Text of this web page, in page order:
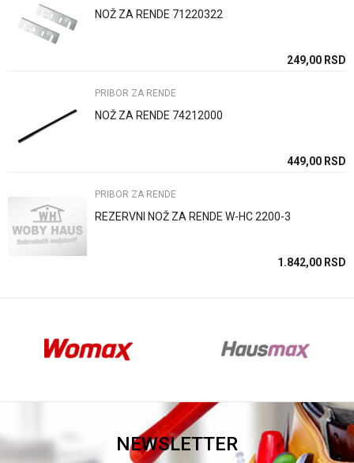
Poruka
Anti-spam zaštita - izračunajte koliko je 2 + 3 :
POŠALJI
NOŽ ZA RENDE 71220322
249,00 RSD
PRIBOR ZA RENDE
NOŽ ZA RENDE 74212000
449,00 RSD
PRIBOR ZA RENDE
REZERVNI NOŽ ZA RENDE W-HC 2200-3
1.842,00 RSD
NEWSLETTER